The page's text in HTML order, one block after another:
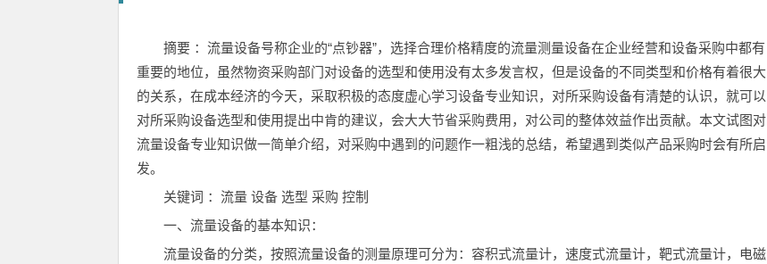
摘要 ：流量设备号称企业的“点钞器”，选择合理价格精度的流量测量设备在企业经营和设备采购中都有
重要的地位，虽然物资采购部门对设备的选型和使用没有太多发言权，但是设备的不同类型和价格有着很大
的关系，在成本经济的今天，采取积极的态度虚心学习设备专业知识，对所采购设备有清楚的认识，就可以
对所采购设备选型和使用提出中肯的建议，会大大节省采购费用，对公司的整体效益作出贡献。本文试图对
流量设备专业知识做一简单介绍，对采购中遇到的问题作一粗浅的总结，希望遇到类似产品采购时会有所启
发。
关键词 ：流量 设备 选型 采购 控制
一、流量设备的基本知识：
流量设备的分类，按照流量设备的测量原理可分为：容积式流量计，速度式流量计，靶式流量计，电磁